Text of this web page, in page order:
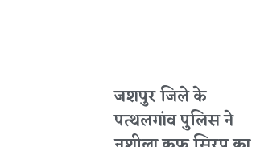
जशपुर जिले के
पत्थलगांव पुलिस ने